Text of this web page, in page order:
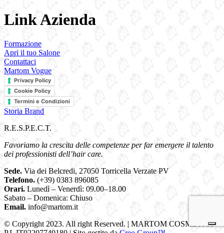
Link Azienda
Formazione
Apri il tuo Salone
Contattaci
Martom Vogue
Privacy Policy
Cookie Policy
Termini e Condizioni
Storia Brand
R.E.S.P.E.C.T.
Favoriamo la crescita delle competenze per far emergere il talento
dei professionisti dell’hair care.
Sede. Via dei Belcredi, 27050 Torricella Verzate PV
Telefono. (+39) 0383 896085
Orari.Lunedì – Venerdì: 09.00–18.00
Sabato – Domenica: Chiuso
Email. info@martom.it
© Copyright 2023. All right Reserved. | MARTOM COSMETICS •